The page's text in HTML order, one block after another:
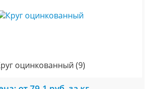
оцинкованный (9)